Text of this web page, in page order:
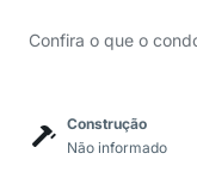
Confira o que o
Construção
Não informado